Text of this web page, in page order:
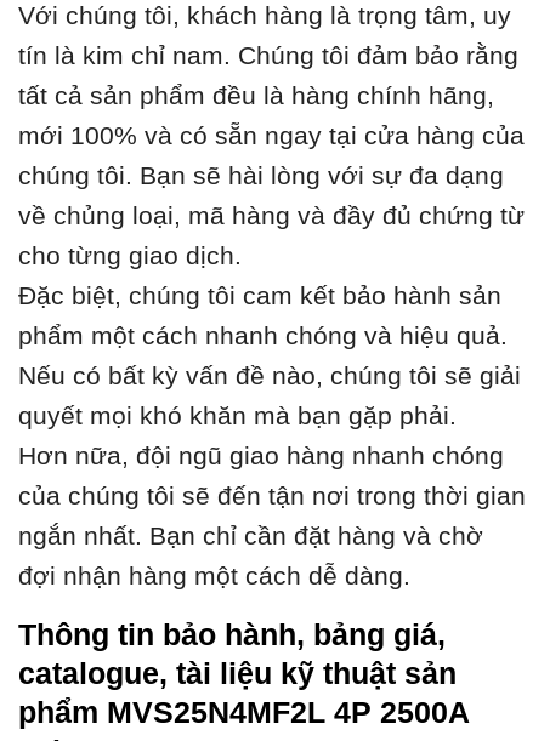
Với chúng tôi, khách hàng là trọng tâm, uy
tín là kim chỉ nam. Chúng tôi đảm bảo rằng
tất cả sản phẩm đều là hàng chính hãng,
mới 100% và có sẵn ngay tại cửa hàng của
chúng tôi. Bạn sẽ hài lòng với sự đa dạng
về chủng loại, mã hàng và đầy đủ chứng từ
cho từng giao dịch.
Đặc biệt, chúng tôi cam kết bảo hành sản
phẩm một cách nhanh chóng và hiệu quả.
Nếu có bất kỳ vấn đề nào, chúng tôi sẽ giải
quyết mọi khó khăn mà bạn gặp phải.
Hơn nữa, đội ngũ giao hàng nhanh chóng
của chúng tôi sẽ đến tận nơi trong thời gian
ngắn nhất. Bạn chỉ cần đặt hàng và chờ
đợi nhận hàng một cách dễ dàng.
Thông tin bảo hành, bảng giá,
catalogue, tài liệu kỹ thuật sản
phẩm MVS25N4MF2L 4P 2500A